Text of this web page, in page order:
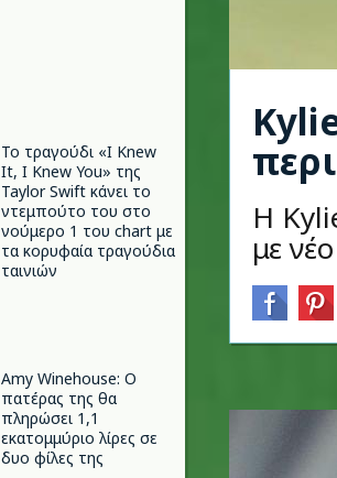
Το τραγούδι «I Knew
It, I Knew You» της
Taylor Swift κάνει το
ντεμπούτο του στο
νούμερο 1 του chart με
τα κορυφαία τραγούδια
ταινιών
Amy Winehouse: Ο
πατέρας της θα
πληρώσει 1,1
εκατομμύριο λίρες σε
δυο φίλες της
Η
με